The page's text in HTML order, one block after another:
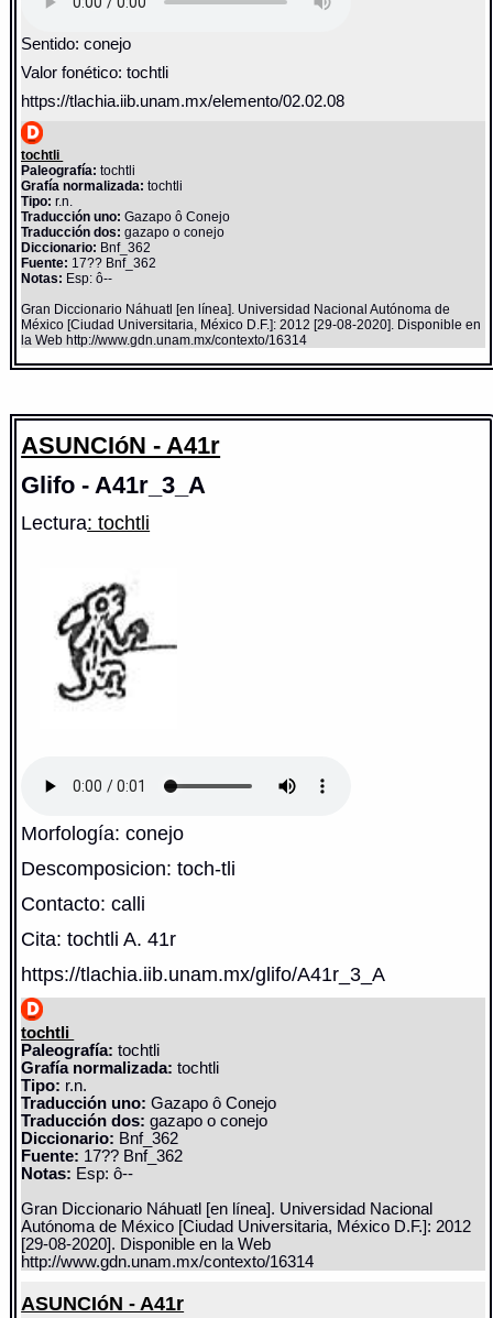
Sentido: conejo
Valor fonético: tochtli
https://tlachia.iib.unam.mx/elemento/02.02.08
tochtli
Paleografía: tochtli
Grafía normalizada: tochtli
Tipo: r.n.
Traducción uno: Gazapo ô Conejo
Traducción dos: gazapo o conejo
Diccionario: Bnf_362
Fuente: 17?? Bnf_362
Notas: Esp: ô--
Gran Diccionario Náhuatl [en línea]. Universidad Nacional Autónoma de
México [Ciudad Universitaria, México D.F.]: 2012 [29-08-2020]. Disponible en
la Web http://www.gdn.unam.mx/contexto/16314
ASUNCIóN - A41r
Glifo - A41r_3_A
Lectura: tochtli
Morfología: conejo
Descomposicion: toch-tli
Contacto: calli
Cita: tochtli A. 41r
https://tlachia.iib.unam.mx/glifo/A41r_3_A
tochtli
Paleografía: tochtli
Grafía normalizada: tochtli
Tipo: r.n.
Traducción uno: Gazapo ô Conejo
Traducción dos: gazapo o conejo
Diccionario: Bnf_362
Fuente: 17?? Bnf_362
Notas: Esp: ô--
Gran Diccionario Náhuatl [en línea]. Universidad Nacional
Autónoma de México [Ciudad Universitaria, México D.F.]: 2012
[29-08-2020]. Disponible en la Web
http://www.gdn.unam.mx/contexto/16314
ASUNCIóN - A41r